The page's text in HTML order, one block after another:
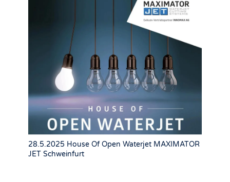
28.5.2025 House Of Open Waterjet MAXIMATOR
JET Schweinfurt